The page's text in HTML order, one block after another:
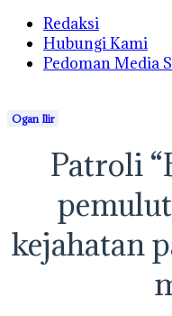
Redaksi
Hubungi Kami
Pedoman Media
Ogan Ilir
Patroli
kejahatan